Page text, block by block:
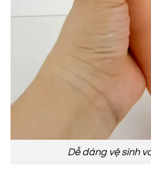
Dễ dàng vệ sinh